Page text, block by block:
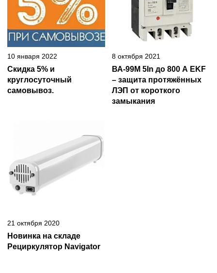
10 января 2022
Скидка 5% и
круглосуточный
самовывоз.
8 октября 2021
ВА-99М 5In до 800 А EKF
– защита протяжённых
ЛЭП от короткого
замыкания
21 октября 2020
Новинка на складе
Рециркулятор Navigator